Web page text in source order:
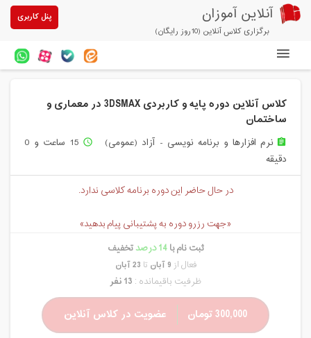
آنلاین آموزان
برگزاری کلاس آنلاین (10روز رایگان)
پنل کاربری
آزمون های آنلاین
مقالات آنلاین آموزان
پیشنهادهای ویژه
تخفیفهای مشارکتی
درباره ما
کلاس آنلاین دوره پایه و کاربردی 3DSMAX در معماری و
ساختمان
assignment نرم افزارها و برنامه نویسی - آزاد (عمومی) access_time
15 ساعت و 0
دقیقه
در حال حاضر این دوره برنامه کلاسی ندارد.
«جهت رزرو دوره به پشتیبانی پیام بدهید»
ثبت نام با14 درصد تخفیف
فعال از9 آبان تا 23 آبان
ظرفیت باقیمانده : 13 نفر
300,000 تومان عضویت در کلاس آنلاین